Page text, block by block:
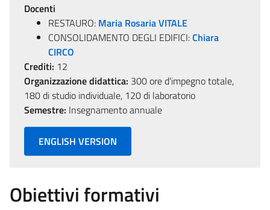
Docenti
RESTAURO: Maria Rosaria VITALE
CONSOLIDAMENTO DEGLI EDIFICI:Chiara
CIRCO
Crediti: 12
Organizzazione didattica: 300 ore d'impegno totale,
180 di studio individuale, 120 di laboratorio
Semestre: Insegnamento annuale
ENGLISH VERSION
Obiettivi formativi